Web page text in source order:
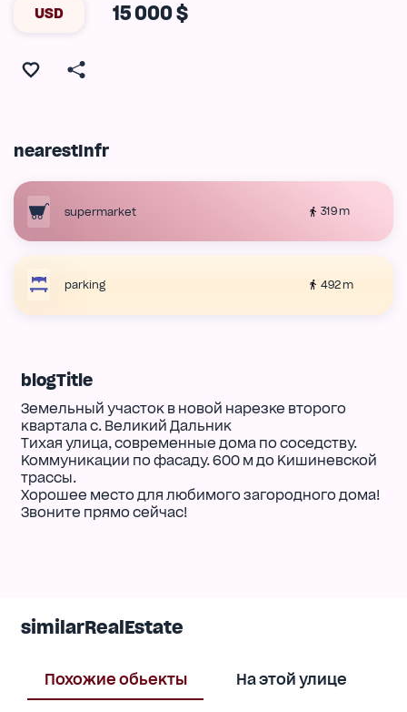
USD 15 000 $
nearestInfr
supermarket 319 m
parking 492 m
blogTitle
Земельный участок в новой нарезке второго
квартала с. Великий Дальник
Тихая улица, современные дома по соседству.
Коммуникации по фасаду. 600 м до Кишиневской
трассы.
Хорошее место для любимого загородного дома!
Звоните прямо сейчас!
similarRealEstate
Похожие обьекты На этой улице